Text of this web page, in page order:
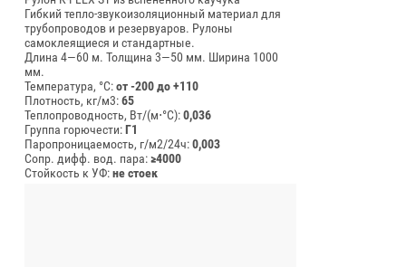
Гибкий тепло-звукоизоляционный материал для
трубопроводов и резервуаров. Рулоны
самоклеящиеся и стандартные.
Длина 4—60 м. Толщина 3—50 мм. Ширина 1000
мм.
Температура, °C:от -200 до +110
Плотность, кг/м3:65
Теплопроводность, Вт/(м⋅°С):0,036
Группа горючести:Г1
Паропроницаемость, г/м2/24ч:0,003
Сопр. дифф. вод. пара:≥4000
Стойкость к УФ:не стоек